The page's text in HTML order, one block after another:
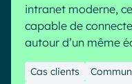
Industrie
IA Digital
Hub digital
Resources
intranet moderne,
capable de
autour d’un même
Cas clients